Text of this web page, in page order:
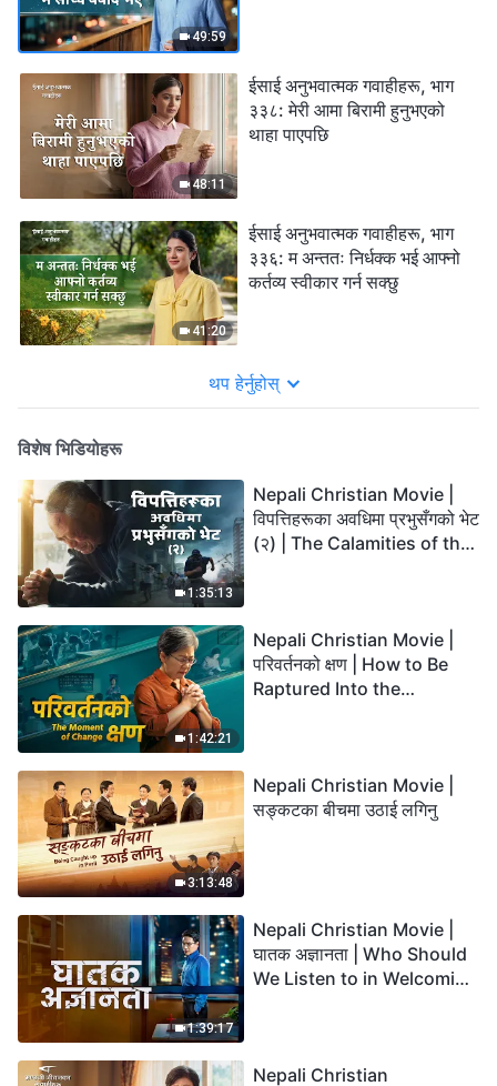
49:59
48:11
ईसाई अनुभवात्मक गवाहीहरू, भाग
३३८: मेरी आमा बिरामी हुनुभएको
थाहा पाएपछि
41:20
ईसाई अनुभवात्मक गवाहीहरू, भाग
३३६: म अन्ततः निर्धक्क भई आफ्नो
कर्तव्य स्वीकार गर्न सक्छु
थप हेर्नुहोस्
विशेष भिडियोहरू
1:35:13
Nepali Christian Movie |
विपत्तिहरूका अवधिमा प्रभुसँगको भेट
(२) | The Calamities of the
1:42:21
Nepali Christian Movie |
परिवर्तनको क्षण | How to Be
Raptured Into the
3:13:48
Nepali Christian Movie |
सङ्कटका बीचमा उठाई लगिनु
1:39:17
Nepali Christian Movie |
घातक अज्ञानता | Who Should
We Listen to in Welcoming
Nepali Christian